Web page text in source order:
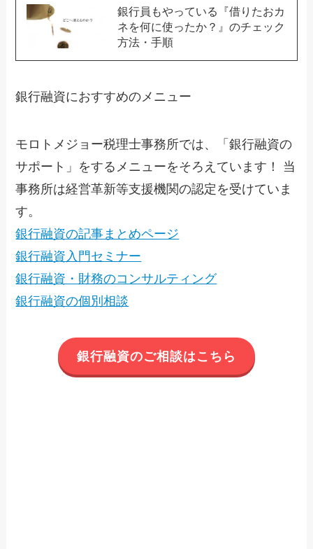
銀行員もやっている『借りたおカ
ネを何に使ったか？』のチェック
方法・手順
銀行融資におすすめのメニュー
モロトメジョー税理士事務所では、「銀行融資の
サポート」をするメニューをそろえています！ 当
事務所は経営革新等支援機関の認定を受けていま
す。
銀行融資の記事まとめページ
銀行融資入門セミナー
銀行融資・財務のコンサルティング
銀行融資の個別相談
銀行融資のご相談はこちら